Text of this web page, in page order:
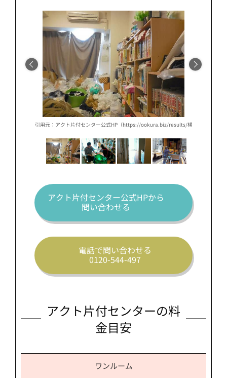
横浜市%e3%80%80o様%e3%80%80片付け、引っ越し、不用品回収作業/）
引用元：アクト片付センター公式HP（https://ookura.biz/results/横浜市
アクト片付センター公式HPから
問い合わせる
電話で問い合わせる
0120-544-497
アクト片付センターの料
金目安
ワンルーム